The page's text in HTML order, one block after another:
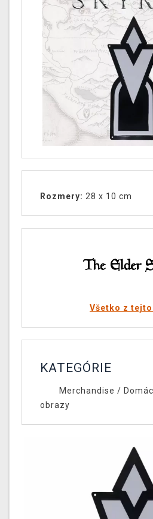
Rozmery: 28 x 10 cm
Všetko z
KATEGÓRIE
Merchandise /
obrazy